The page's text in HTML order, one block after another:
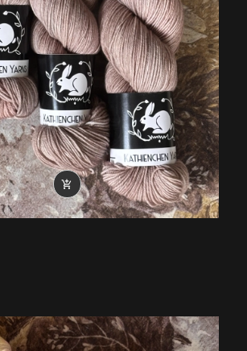
